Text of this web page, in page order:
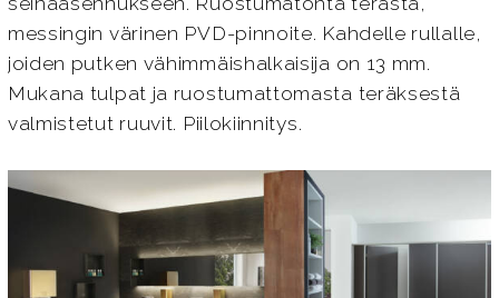
messingin värinen PVD-pinnoite. Kahdelle rullalle,
joiden putken vähimmäishalkaisija on 13 mm.
Mukana tulpat ja ruostumattomasta teräksestä
valmistetut ruuvit. Piilokiinnitys.